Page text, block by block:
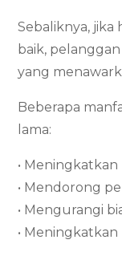
Sebaliknya,
baik,
yang
Beberapa
lama:
•
• Mendorong
• Mengurangi
•